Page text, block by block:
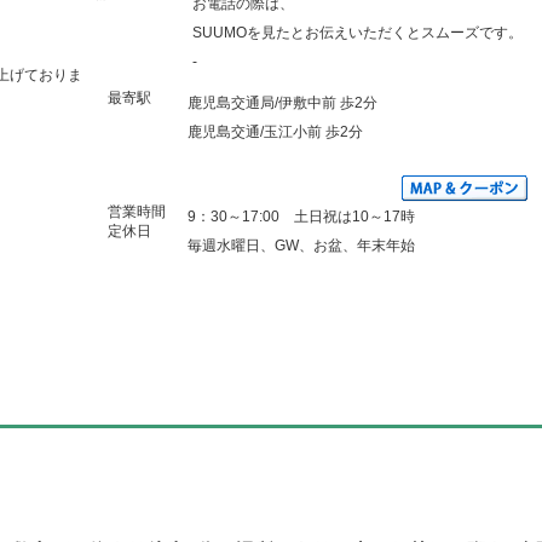
げておりま
お電話の際は、
SUUMOを見たとお伝えいただくとスムーズです。
-
最寄駅
鹿児島交通局/伊敷中前 歩2分
鹿児島交通/玉江小前 歩2分
営業時間
定休日
9：30～17:00 土日祝は10～17時
毎週水曜日、GW、お盆、年末年始